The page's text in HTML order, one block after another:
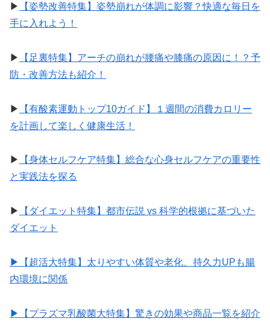
▶︎
【姿勢改善特集】姿勢崩れが体調に影響？快適な毎日を
手に入れよう！
▶︎
【足裏特集】アーチの崩れが腰痛や膝痛の原因に！？予
防・改善方法も紹介！
▶︎
【有酸素運動トップ10ガイド】１週間の消費カロリー
を計画して楽しく健康生活！
▶︎
【身体セルフケア特集】総合な心身セルフケアの重要性
と実践法を探る
▶︎
【ダイエット特集】都市伝説 vs 科学的根拠に基づいた
ダイエット
▶︎【超活大特集】太りやすい体質や老化、持久力UPも腸
内環境に関係
▶︎【プラズマ乳酸菌大特集】驚きの効果や商品一覧を紹介